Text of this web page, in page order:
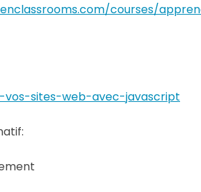
courses/
vos-sites-web-avec-javascript